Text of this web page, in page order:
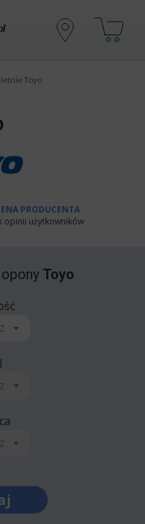
Toyo
PRODUCENTA
opinii użytkowników
Toyo